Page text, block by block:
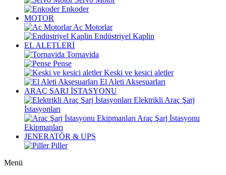
Enkoder
MOTOR
Ac Motorlar
Endüstriyel Kaplin
EL ALETLERİ
Tornavida
Pense
Keski ve kesici aletler
El Aleti Aksesuarları
ARAÇ ŞARJ İSTASYONU
Elektrikli Araç Şarj
İstasyonları
Araç Şarj İstasyonu
Ekipmanları
JENERATÖR & UPS
Piller
Menü